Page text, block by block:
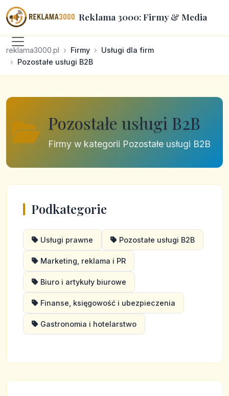
Reklama 3000: Firmy & Media
reklama3000.pl Firmy
Usługi dla firm
Pozostałe usługi B2B
Pozostałe usługi B2B
Firmy w kategorii Pozostałe usługi B2B
Podkategorie
Usługi prawne Pozostałe usługi B2B
Marketing, reklama i PR
Biuro i artykuły biurowe
Finanse, księgowość i ubezpieczenia
Gastronomia i hotelarstwo